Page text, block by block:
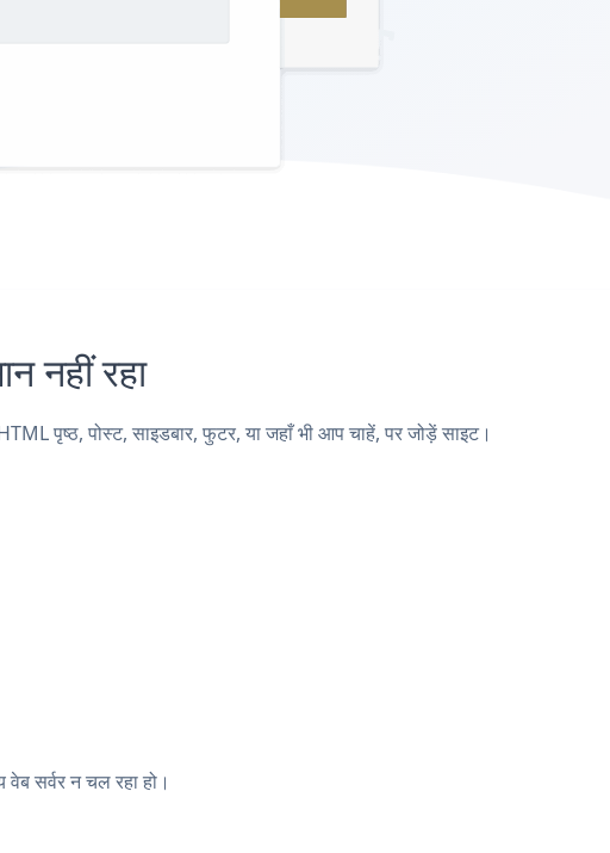
रहा
पृष्ठ, पोस्ट, साइडबार, फुटर, या जहाँ भी आप चाहें, पर जोड़ें साइट।
सर्वर न चल रहा हो।